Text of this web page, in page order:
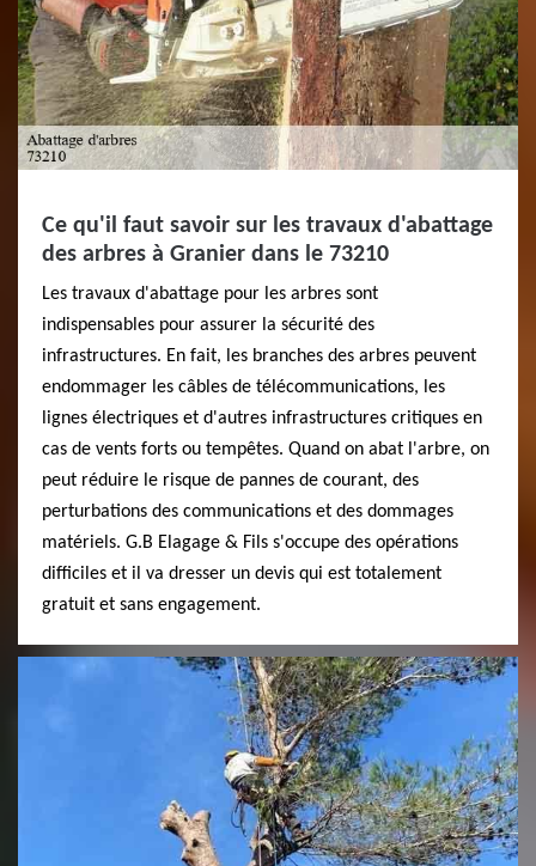
Ce qu'il faut savoir sur les travaux d'abattage
des arbres à Granier dans le 73210
Les travaux d'abattage pour les arbres sont
indispensables pour assurer la sécurité des
infrastructures. En fait, les branches des arbres peuvent
endommager les câbles de télécommunications, les
lignes électriques et d'autres infrastructures critiques en
cas de vents forts ou tempêtes. Quand on abat l'arbre, on
peut réduire le risque de pannes de courant, des
perturbations des communications et des dommages
matériels. G.B Elagage & Fils s'occupe des opérations
difficiles et il va dresser un devis qui est totalement
gratuit et sans engagement.